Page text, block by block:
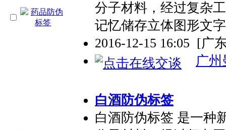
分子材料，经过复杂
记忆储存立体图形文字
2016-12-15 16:05 [广
广州
白酒防伪标签
白酒防伪标签 是一种